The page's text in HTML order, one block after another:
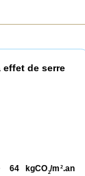
effet de serre
kgCO2/m 2.an
64